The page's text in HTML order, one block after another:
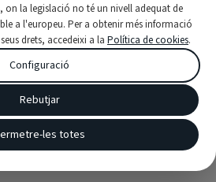
on la legislació no té un nivell adequat de
a l'europeu. Per a obtenir més informació
drets, accedeixi a la Política de cookies.
Configuració
Rebutjar
les totes